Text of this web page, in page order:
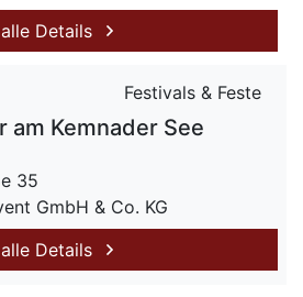
alle Details
Festivals & Feste
am Kemnader See
35
GmbH & Co. KG
alle Details